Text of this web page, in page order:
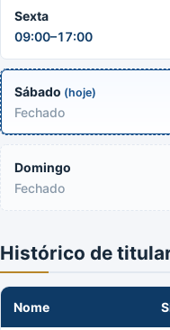
Sexta
09:00–17:00
Sábado (hoje)
Fechado
Domingo
Fechado
Histórico de
Nome